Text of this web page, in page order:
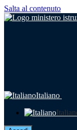
Salta al contenuto
Italiano